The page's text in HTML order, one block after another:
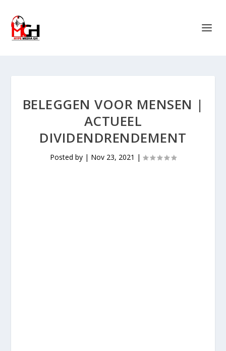
BELEGGEN VOOR MENSEN |
ACTUEEL
DIVIDENDRENDEMENT
Posted by | Nov 23, 2021 |